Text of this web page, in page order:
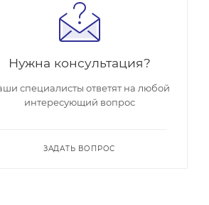
Нужна консультация?
специалисты ответят на любой
интересующий вопрос
ЗАДАТЬ ВОПРОС